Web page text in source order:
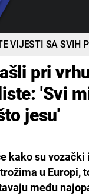
VIJESTI SA SVIH
pri
'Svi
jesu'
kako su vozački
u Europi,
među